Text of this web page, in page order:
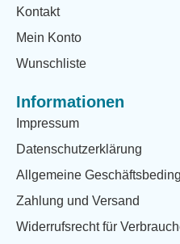
Kontakt
Mein Konto
Wunschliste
Informationen
Impressum
Datenschutzerklärung
Allgemeine
Zahlung und Versand
Widerrufsrecht für